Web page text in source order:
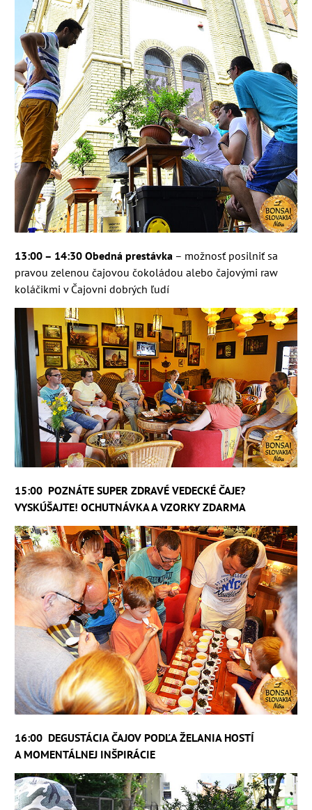
13:00 – 14:30 Obedná prestávka – možnosť posilniť sa
pravou zelenou čajovou čokoládou alebo čajovými raw
koláčikmi v Čajovni dobrých ľudí
15:00 POZNÁTE SUPER ZDRAVÉ VEDECKÉ ČAJE?
VYSKÚŠAJTE! OCHUTNÁVKA A VZORKY ZDARMA
16:00 DEGUSTÁCIA ČAJOV PODĽA ŽELANIA HOSTÍ
A MOMENTÁLNEJ INŠPIRÁCIE